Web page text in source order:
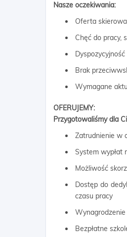
Nasze oczekiwania:
Oferta
Chęć do pracy,
Dyspozycyjność
Brak
Wymagane
OFERUJEMY:
Przygotowaliśmy dla
Zatrudnienie w
System wypłat
Możliwość
Dostęp do
czasu pracy
Wynagrodzenie
Bezpłatne